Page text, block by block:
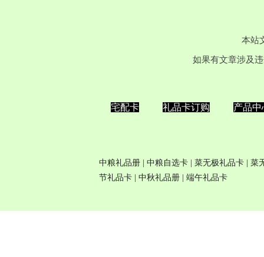
本站
如果有文章涉及
宅配卡 礼品卡订购 产品中
中粮礼品册 | 中粮自选卡 | 菜无极礼品卡 | 菜
节礼品卡 | 中秋礼品册 | 端午礼品卡